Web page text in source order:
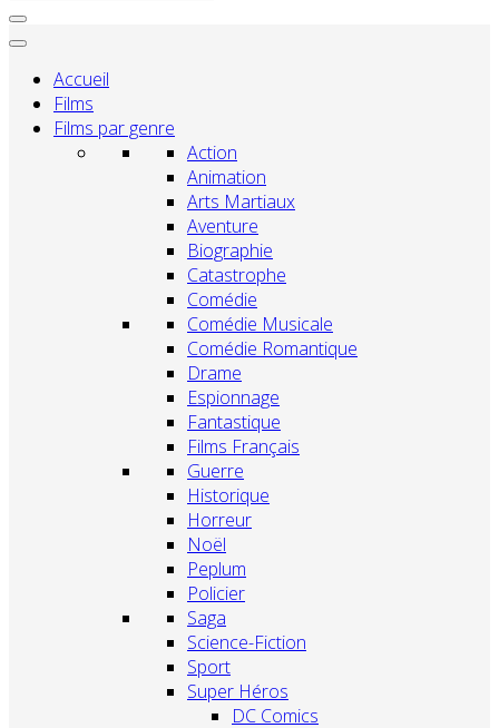
Accueil
Films
Films par genre
Action
Animation
Arts Martiaux
Aventure
Biographie
Catastrophe
Comédie
Comédie Musicale
Comédie Romantique
Drame
Espionnage
Fantastique
Films Français
Guerre
Historique
Horreur
Noël
Peplum
Policier
Saga
Science-Fiction
Sport
Super Héros
DC Comics